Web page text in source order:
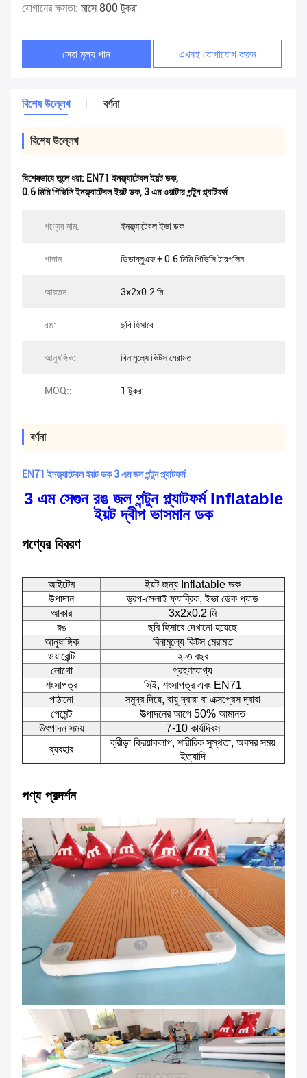
যোগানের ক্ষমতা: মাসে 800 টুকরা
সেরা মূল্য পান এখনই যোগাযোগ করুন
বিশেষ উল্লেখ বর্ণনা
বিশেষ উল্লেখ
বিশেষভাবে তুলে ধরা: EN71 ইনফ্ল্যাটেবল ইয়ট ডক,
0.6 মিমি পিভিসি ইনফ্ল্যাটেবল ইয়ট ডক,3 এম ওয়াটার পন্টুন প্ল্যাটফর্ম
পণ্যের নাম: ইনফ্ল্যাটেবল ইভা ডক
পাদান: ডিডাব্লুএফ + 0.6 মিমি পিভিসি টারপলিন
আয়তন: 3x2x0.2 মি
রঙ: ছবি হিসাবে
আনুষঙ্গিক: বিনামূল্যে কিটস মেরামত
MOQ:: 1 টুকরা
বর্ণনা
EN71 ইনফ্ল্যাটেবল ইয়ট ডক 3 এম জল পন্টুন প্ল্যাটফর্ম
3 এম সেগুন রঙ জল পন্টুন প্ল্যাটফর্ম Inflatable
ইয়ট দ্বীপ ভাসমান ডক
পণ্যের বিবরণ
আইটেম
ইয়ট জন্য Inflatable ডক
উপাদান
ড্রপ-সেলাই ফ্যাব্রিক, ইভা ডেক প্যাড
আকার
3x2x0.2 মি
রঙ
ছবি হিসাবে দেখানো হয়েছে
আনুষাঙ্গিক
বিনামূল্যে কিটস মেরামত
ওয়ারেন্টি
২-৩ বছর
লোগো
গ্রহণযোগ্য
শংসাপত্র
সিই, শংসাপত্র এবং EN71
পাঠানো
সমুদ্র দিয়ে, বায়ু দ্বারা বা এক্সপ্রেস দ্বারা
পেমেন্ট
উত্পাদনের আগে 50% আমানত
উৎপাদন সময়
7-10 কার্যদিবস
ব্যবহার
ক্রীড়া ক্রিয়াকলাপ, শারীরিক সুস্থতা, অবসর সময়
ইত্যাদি
পণ্য প্রদর্শন